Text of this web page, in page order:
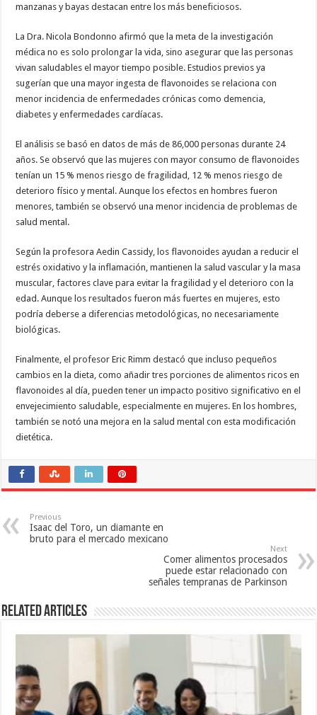
manzanas y bayas destacan entre los más beneficiosos.
La Dra. Nicola Bondonno afirmó que la meta de la investigación
médica no es solo prolongar la vida, sino asegurar que las personas
vivan saludables el mayor tiempo posible. Estudios previos ya
sugerían que una mayor ingesta de flavonoides se relaciona con
menor incidencia de enfermedades crónicas como demencia,
diabetes y enfermedades cardíacas.
El análisis se basó en datos de más de 86,000 personas durante 24
años. Se observó que las mujeres con mayor consumo de flavonoides
tenían un 15 % menos riesgo de fragilidad, 12 % menos riesgo de
deterioro físico y mental. Aunque los efectos en hombres fueron
menores, también se observó una menor incidencia de problemas de
salud mental.
Según la profesora Aedin Cassidy, los flavonoides ayudan a reducir el
estrés oxidativo y la inflamación, mantienen la salud vascular y la masa
muscular, factores clave para evitar la fragilidad y el deterioro con la
edad. Aunque los resultados fueron más fuertes en mujeres, esto
podría deberse a diferencias metodológicas, no necesariamente
biológicas.
Finalmente, el profesor Eric Rimm destacó que incluso pequeños
cambios en la dieta, como añadir tres porciones de alimentos ricos en
flavonoides al día, pueden tener un impacto positivo significativo en el
envejecimiento saludable, especialmente en mujeres. En los hombres,
también se notó una mejora en la salud mental con esta modificación
dietética.
Previous
Isaac del Toro, un diamante en
bruto para el mercado mexicano
Next
Comer alimentos procesados
puede estar relacionado con
señales tempranas de Parkinson
Related Articles